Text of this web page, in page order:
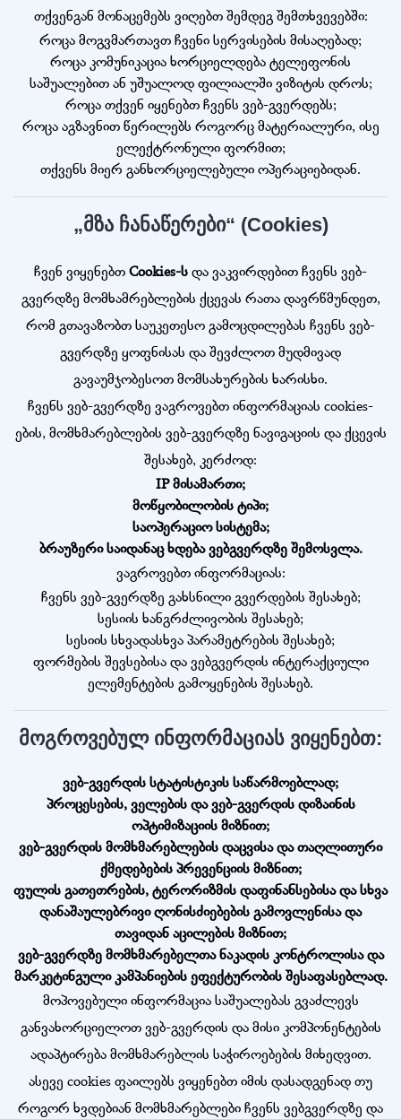
თქვენგან მონაცემებს ვიღებთ შემდეგ შემთხვევებში:
როცა მოგვმართავთ ჩვენი სერვისების მისაღებად;
როცა კომუნიკაცია ხორციელდება ტელეფონის
საშუალებით ან უშუალოდ ფილიალში ვიზიტის დროს;
როცა თქვენ იყენებთ ჩვენს ვებ-გვერდებს;
როცა აგზავნით წერილებს როგორც მატერიალური, ისე
ელექტრონული ფორმით;
თქვენს მიერ განხორციელებული ოპერაციებიდან.
„მზა ჩანაწერები“ (Cookies)
ჩვენ ვიყენებთ Cookies-ს და ვაკვირდებით ჩვენს ვებ-
გვერდზე მომხამრებლების ქცევას რათა დავრწმუნდეთ,
რომ გთავაზობთ საუკეთესო გამოცდილებას ჩვენს ვებ-
გვერდზე ყოფნისას და შევძლოთ მუდმივად
გავაუმჯობესოთ მომსახურების ხარისხი.
ჩვენს ვებ-გვერდზე ვაგროვებთ ინფორმაციას cookies-
ების, მომხმარებლების ვებ-გვერდზე ნავიგაციის და ქცევის
შესახებ, კერძოდ:
IP მისამართი;
მოწყობილობის ტიპი;
საოპერაციო სისტემა;
ბრაუზერი საიდანაც ხდება ვებგვერდზე შემოსვლა.
ვაგროვებთ ინფორმაციას:
ჩვენს ვებ-გვერდზე გახსნილი გვერდების შესახებ;
სესიის ხანგრძლივობის შესახებ;
სესიის სხვადასხვა პარამეტრების შესახებ;
ფორმების შევსებისა და ვებგვერდის ინტერაქციული
ელემენტების გამოყენების შესახებ.
მოგროვებულ ინფორმაციას ვიყენებთ:
ვებ-გვერდის სტატისტიკის საწარმოებლად;
პროცესების, ველების და ვებ-გვერდის დიზაინის
ოპტიმიზაციის მიზნით;
ვებ-გვერდის მომხმარებლების დაცვისა და თაღლითური
ქმედებების პრევენციის მიზნით;
ფულის გათეთრების, ტერორიზმის დაფინანსებისა და სხვა
დანაშაულებრივი ღონისძიებების გამოვლენისა და
თავიდან აცილების მიზნით;
ვებ-გვერდზე მომხმარებელთა ნაკადის კონტროლისა და
მარკეტინგული კამპანიების ეფექტურობის შესაფასებლად.
მოპოვებული ინფორმაცია საშუალებას გვაძლევს
განვახორციელოთ ვებ-გვერდის და მისი კომპონენტების
ადაპტირება მომხმარებლის საჭიროებების მიხედვით.
ასევე cookies ფაილებს ვიყენებთ იმის დასადგენად თუ
როგორ ხვდებიან მომხმარებლები ჩვენს ვებგვერდზე და